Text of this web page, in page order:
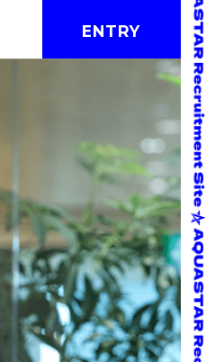
職種紹介
クロストーク
福利厚生
ENTRY